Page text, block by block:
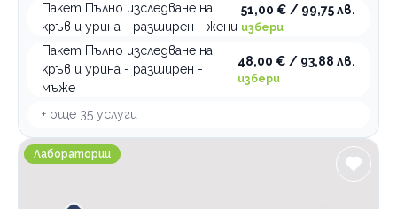
Пакет Пълно изследване на
кръв и урина - разширен - жени
51,00 € / 99,75 лв.
избери
Пакет Пълно изследване на
кръв и урина - разширен -
мъже
48,00 € / 93,88 лв.
избери
+ още 35 услуги
Медицинска лаборатория ЛИНА - Добрич до ДКЦ 2
Лаборатории
честотен генератор
юмейхо терапия
Лаборатории
Рехабилитация
Стоматологични услуги
По домовете